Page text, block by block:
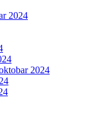
2024
2024